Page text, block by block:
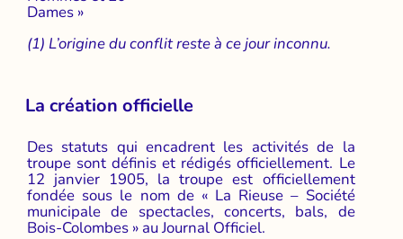
Dames »
(1) L’origine du conflit reste à ce jour inconnu.
La création officielle
Des statuts qui encadrent les activités de la
troupe sont définis et rédigés officiellement. Le
12 janvier 1905, la troupe est officiellement
fondée sous le nom de « La Rieuse – Société
municipale de spectacles, concerts, bals, de
Bois-Colombes » au Journal Officiel.